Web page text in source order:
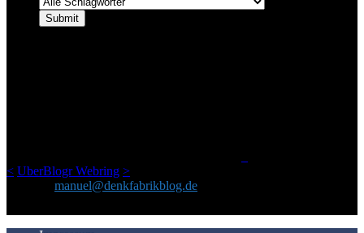
< UberBlogr Webring >
manuel@denkfabrikblog.de